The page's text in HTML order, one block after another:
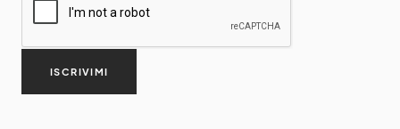
ISCRIVIMI